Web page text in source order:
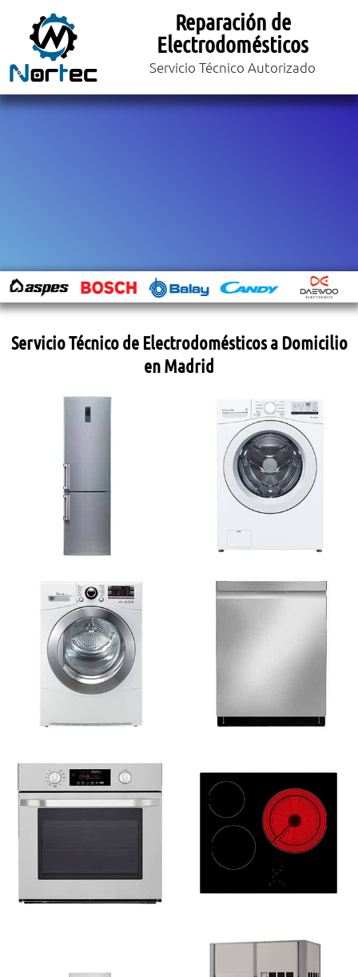
Reparación de
Electrodomésticos
Servicio Técnico Autorizado
Servicio Técnico de Electrodomésticos a Domicilio
en Madrid